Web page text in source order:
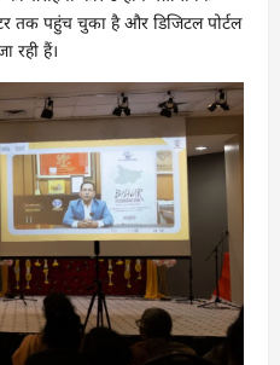
तक पहुंच चुका है और डिजिटल पोर्टल
रही हैं।